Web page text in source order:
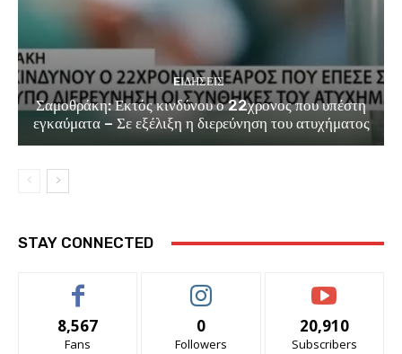
EΙΔΗΣΕΙΣ
Σαμοθράκη: Εκτός κινδύνου ο 22χρονος που υπέστη
εγκαύματα – Σε εξέλιξη η διερεύνηση του ατυχήματος
STAY CONNECTED
8,567
Fans
0
Followers
20,910
Subscribers